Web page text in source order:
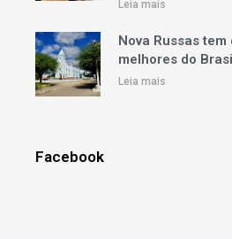
Leia mais
Nova Russas
melhores do
Leia mais
Facebook